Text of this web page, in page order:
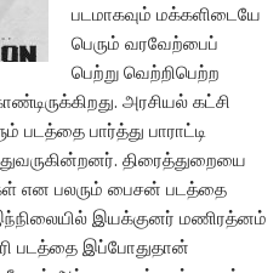
படமாகவும் மக்களிடையே
பெரும் வரவேற்பைப்
பெற்று வெற்றிபெற்ற
அரசியல் கட்சி
பார்த்து பாராட்டி
திரைத்துறையை
என பலரும் பைசன் படத்தை
இந்நிலையில் இயக்குனர் மணிரத்னம்
படத்தை இப்போதுதான்